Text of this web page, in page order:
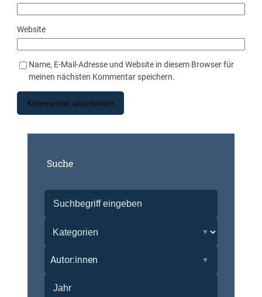
Website
Name, E-Mail-Adresse und Website in diesem Browser für
meinen nächsten Kommentar speichern.
Suche
Autor:innen